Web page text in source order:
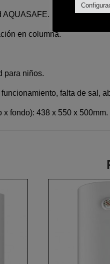
AQUASAFE.
en columna.
para niños.
falta de sal,
x fondo): 438 x 550 x 500mm.